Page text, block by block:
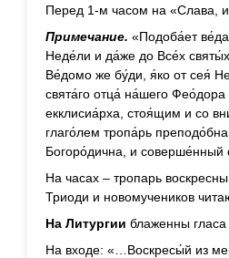
Перед 1-м часом на «Слава, и
Примечание. «Подоба́ет
Неде́ли и да́же до Все́х
Ве́домо же бу́ди, я́ко от сея́
свята́го отца́ на́шего
екклисиа́рха, стоя́щим и со
глаго́лем тропа́рь
Богоро́дична, и соверше́нный
На часах – тропарь
Триоди и новомучеников
На Литургии блаженны
На входе: «…Воскресы́й из